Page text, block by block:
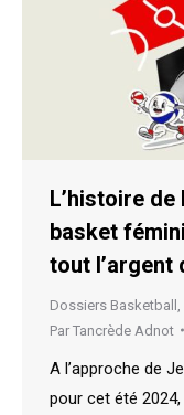
L’histoire de
basket
tout l’argent
Dossiers Basketball
Par Tancrède Adnot
A l’approche de
pour cet été